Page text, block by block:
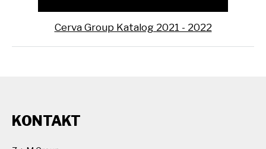
Cerva Group Katalog 2021 - 2022
KONTAKT